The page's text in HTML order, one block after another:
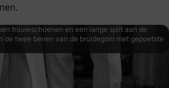
trouwschoenen en een lange split aan de
de twee benen van de bruidegom met gepoetste